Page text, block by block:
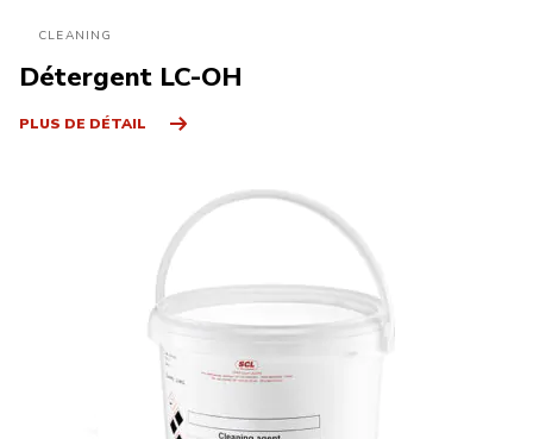
CLEANING
Détergent LC-OH
PLUS DE DÉTAIL